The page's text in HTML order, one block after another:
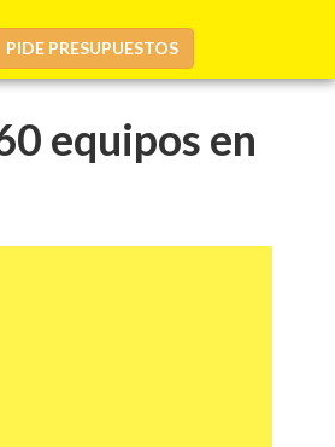
PIDE PRESUPUESTOS
equipos en